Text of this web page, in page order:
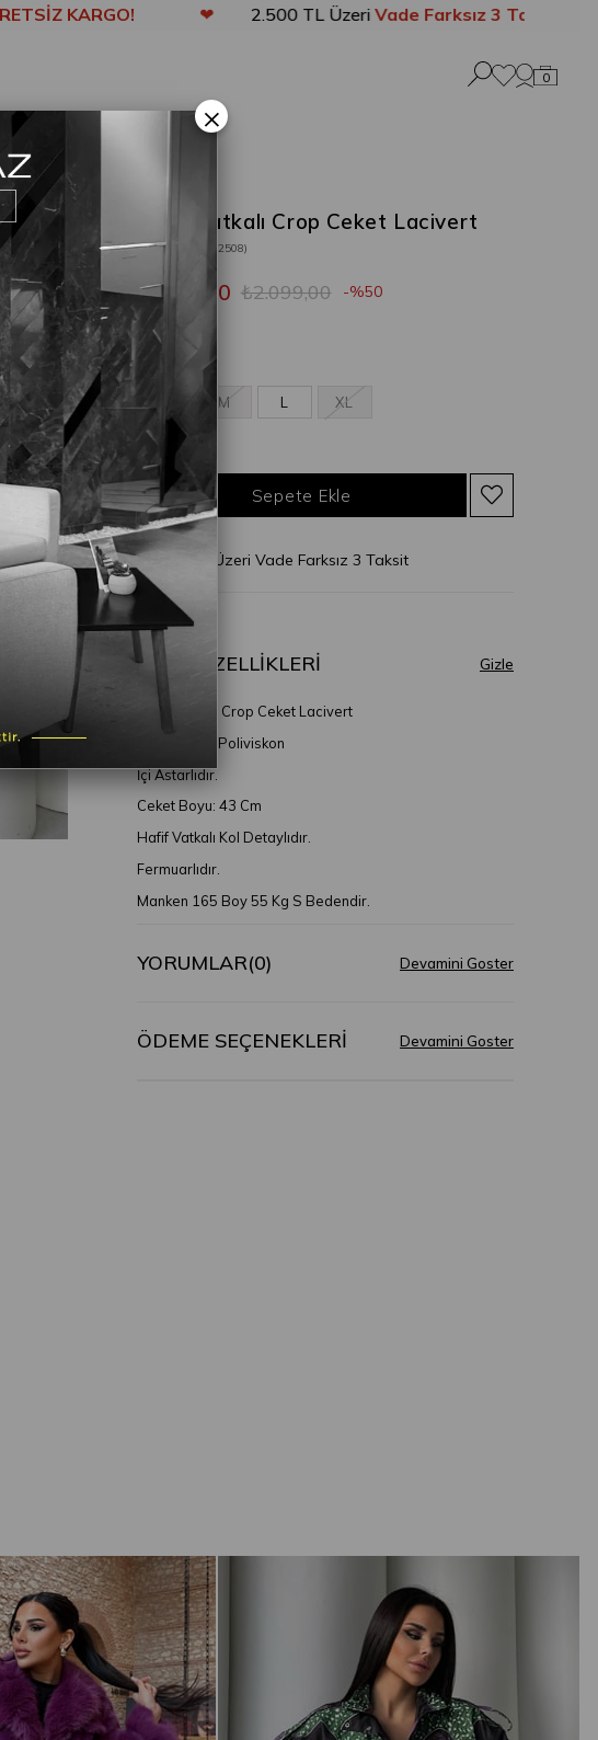
❤ 2.500 TL ÜzeriVade Farksız 3 Taksit
0
Noss Vatkalı Crop Ceket Lacivert
Stok Kodu (202508)
₺2.099,00
₺1.049,50 50
Lacivert
M L XL
* 2.500 TL Üzeri Vade Farksız 3 Taksit
ÜRÜN ÖZELLIKLERI
Noss Vatkalı Crop Ceket Lacivert
Kumaş Türü: Poliviskon
İçi Astarlıdır.
Ceket Boyu: 43 Cm
Hafif Vatkalı Kol Detaylıdır.
Fermuarlıdır.
Manken 165 Boy 55 Kg S Bedendir.
YORUMLAR(0)
ÖDEME SEÇENEKLERI
×